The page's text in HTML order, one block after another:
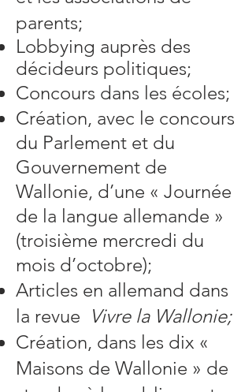
parents;
Lobbying auprès des
décideurs politiques;
Concours dans les écoles;
Création, avec le concours
du Parlement et du
Gouvernement de
Wallonie, d’une « Journée
de la langue allemande »
(troisième mercredi du
mois d’octobre);
Articles en allemand dans
la revue Vivre la Wallonie;
Création, dans les dix «
Maisons de Wallonie » de